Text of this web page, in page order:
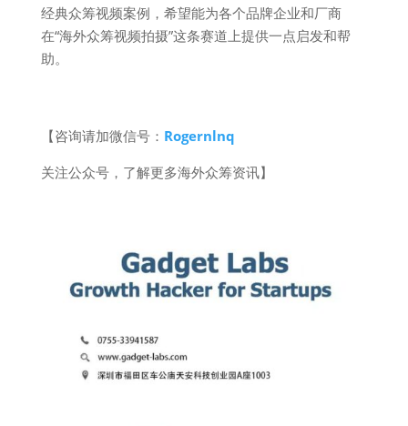
经典众筹视频案例，希望能为各个品牌企业和厂商
在“海外众筹视频拍摄”这条赛道上提供一点启发和帮
助。
【咨询请加微信号： Rogernlnq
关注公众号，了解更多海外众筹资讯】